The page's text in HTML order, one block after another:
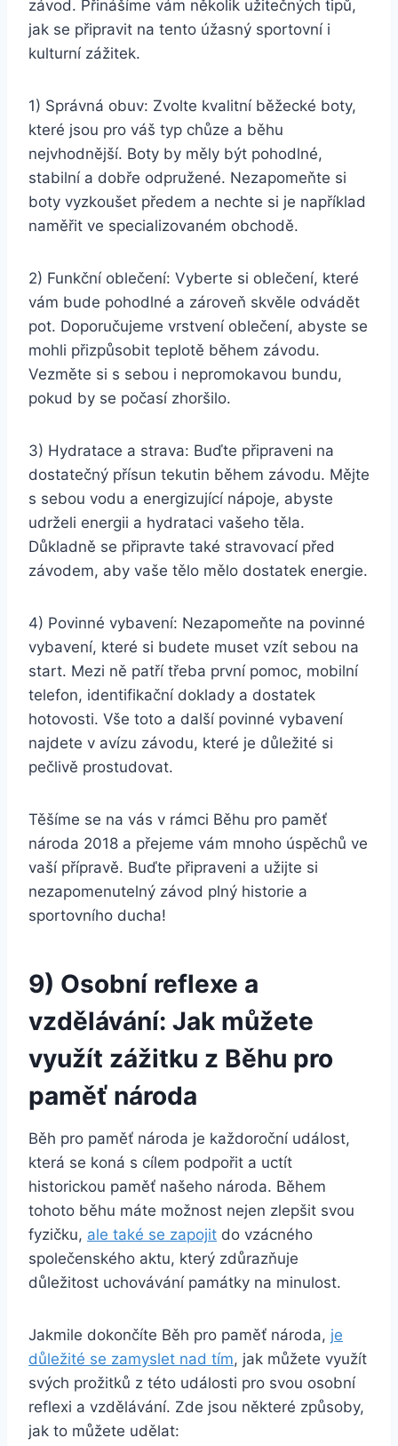
závod. Přinášíme vám několik užitečných tipů,
jak se připravit na tento úžasný sportovní i
kulturní zážitek.
1) Správná obuv: Zvolte kvalitní běžecké boty,
které jsou pro váš typ chůze a běhu
nejvhodnější. Boty by měly být pohodlné,
stabilní a dobře odpružené. Nezapomeňte si
boty vyzkoušet předem a nechte si je například
naměřit ve specializovaném obchodě.
2) Funkční oblečení: Vyberte si oblečení, které
vám bude pohodlné a zároveň skvěle odvádět
pot. Doporučujeme vrstvení oblečení, abyste se
mohli přizpůsobit teplotě během závodu.
Vezměte si s sebou i nepromokavou bundu,
pokud by se počasí zhoršilo.
3) Hydratace a strava: Buďte připraveni na
dostatečný přísun tekutin během závodu. Mějte
s sebou vodu a energizující nápoje, abyste
udrželi energii a hydrataci vašeho těla.
Důkladně se připravte také stravovací před
závodem, aby vaše tělo mělo dostatek energie.
4) Povinné vybavení: Nezapomeňte na povinné
vybavení, které si budete muset vzít sebou na
start. Mezi ně patří třeba první pomoc, mobilní
telefon, identifikační doklady a dostatek
hotovosti. Vše toto a další povinné vybavení
najdete v avízu závodu, které je důležité si
pečlivě prostudovat.
Těšíme se na vás v rámci Běhu pro paměť
národa 2018 a přejeme vám mnoho úspěchů ve
vaší přípravě. Buďte připraveni a užijte si
nezapomenutelný závod plný historie a
sportovního ducha!
9) Osobní reflexe a
vzdělávání: Jak můžete
využít zážitku z Běhu pro
paměť národa
Běh pro paměť národa je každoroční událost,
která se koná s cílem podpořit a uctít
historickou paměť našeho národa. Během
tohoto běhu máte možnost nejen zlepšit svou
fyzičku, ale také se zapojit do vzácného
společenského aktu, který zdůrazňuje
důležitost uchovávání památky na minulost.
Jakmile dokončíte Běh pro paměť národa, je
důležité se zamyslet nad tím, jak můžete využít
svých prožitků z této události pro svou osobní
reflexi a vzdělávání. Zde jsou některé způsoby,
jak to můžete udělat: